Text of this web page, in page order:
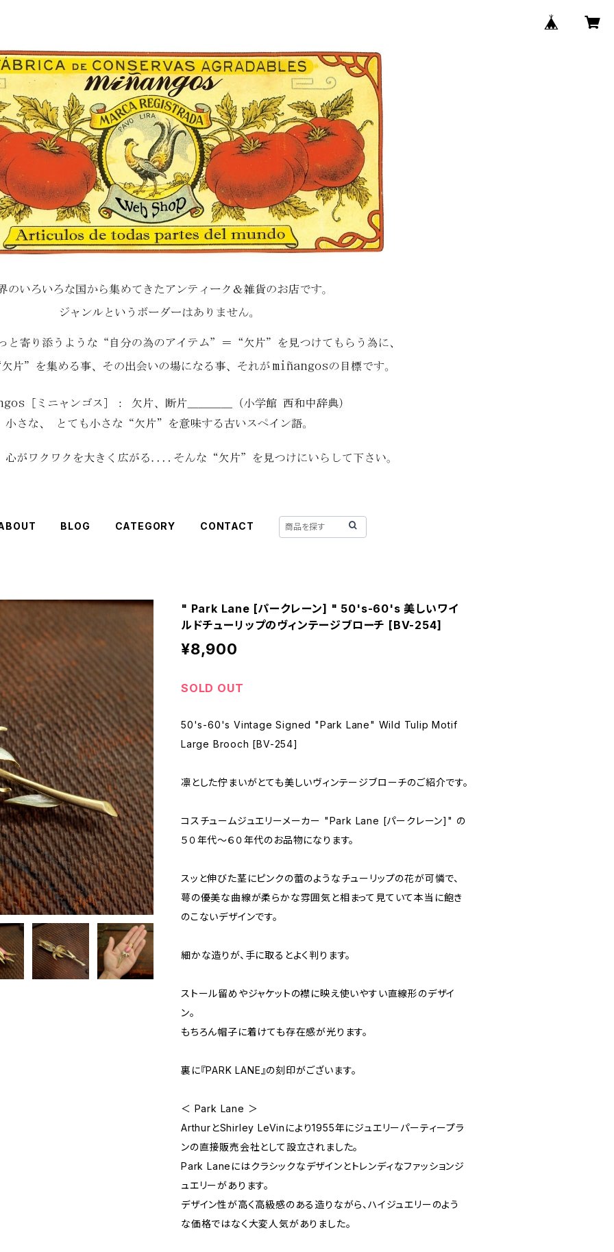
BLOG CATEGORY CONTACT
" Park Lane [パークレーン] " 50's-60's 美しいワイ
ルドチューリップのヴィンテージブローチ [BV-254]
¥8,900
SOLD OUT
50's-60's Vintage Signed "Park Lane" Wild Tulip Motif
Large Brooch [BV-254]
凛とした佇まいがとても美しいヴィンテージブローチのご紹介です。
コスチュームジュエリーメーカー "Park Lane [パークレーン]" の
５０年代〜６０年代のお品物になります。
スッと伸びた茎にピンクの蕾のようなチューリップの花が可憐で、
萼の優美な曲線が柔らかな雰囲気と相まって見ていて本当に飽き
のこないデザインです。
細かな造りが、手に取るとよく判ります。
ストール留めやジャケットの襟に映え使いやすい直線形のデザイ
ン。
もちろん帽子に着けても存在感が光ります。
裏に『PARK LANE』の刻印がございます。
＜ Park Lane ＞
ArthurとShirley LeVinにより1955年にジュエリーパーティープラ
ンの直接販売会社として設立されました。
Park Laneにはクラシックなデザインとトレンディなファッションジ
ュエリーがあります。
デザイン性が高く高級感のある造りながら、ハイジュエリーのよう
な価格ではなく大変人気がありました。